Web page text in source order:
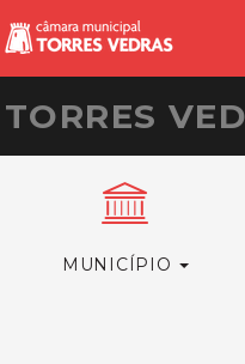
TORRES
MUNICÍPIO